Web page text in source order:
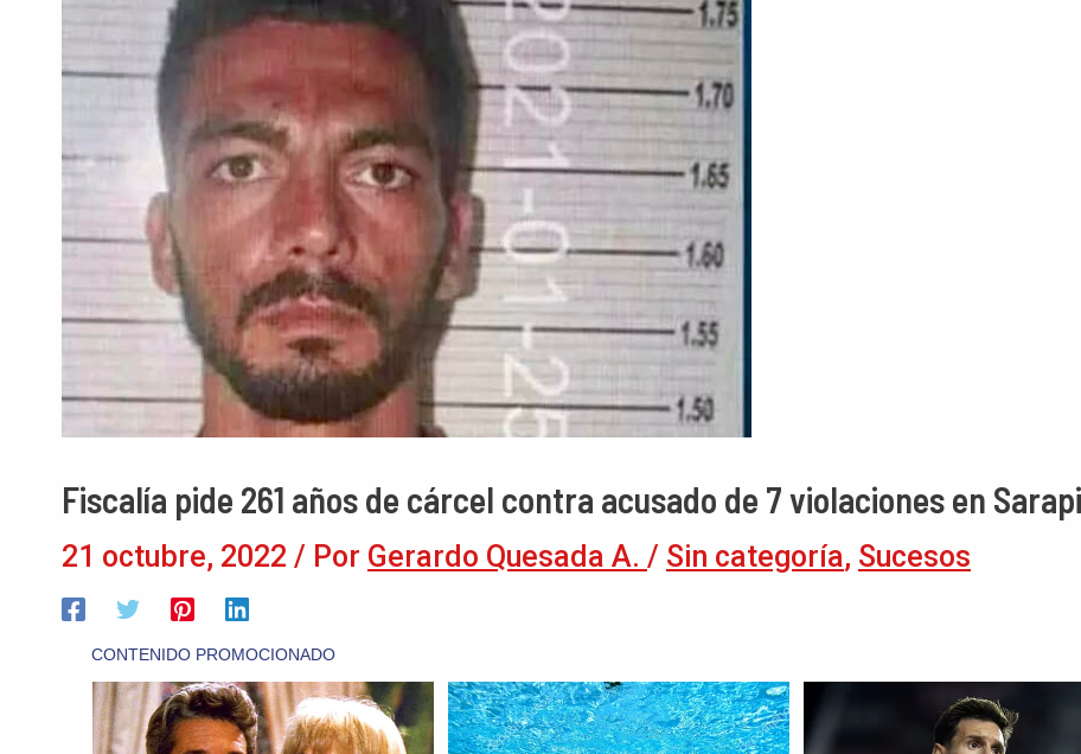
Fiscalía pide 261 años de cárcel contra acusado de 7 violaciones en
21 octubre, 2022 / Por Gerardo Quesada A. / Sin categoría, Sucesos